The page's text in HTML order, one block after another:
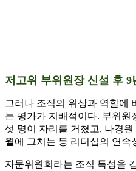
저고위 부위원장 신설 후 9
그러나 조직의 위상과 역할에
는 평가가 지배적이다. 부위원
섯 명이 자리를 거쳤고, 나경
월에 그치는 등 리더십의 연속
자문위원회라는 조직 특성을